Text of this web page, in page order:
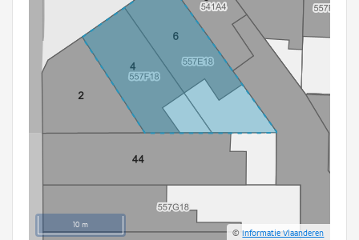
10 m
©Informatie Vlaanderen